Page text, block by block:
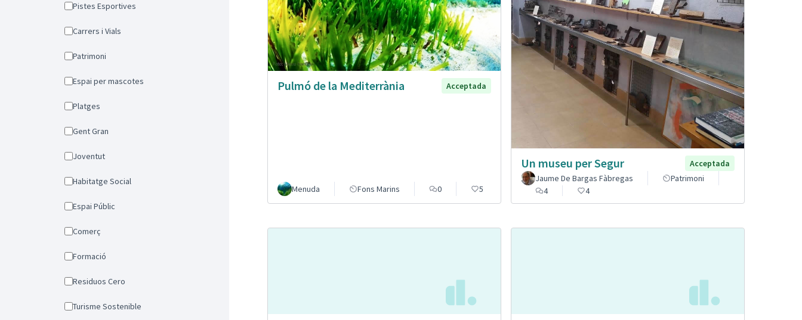
Pistes Esportives
Carrers i Vials
Patrimoni
Espai per mascotes
Platges
Gent Gran
Joventut
Habitatge Social
Espai Públic
Comerç
Formació
Residuos Cero
Turisme Sostenible
Pulmó de la Mediterrània Acceptada
Menuda Fons Marins 0 5
Un museu per Segur
Acceptada
Jaume De Bargas Fàbregas
Patrimoni
4
4